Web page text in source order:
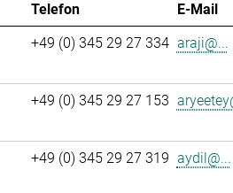
Telefon
E-Mail
+49 (0) 345 29 27 334 araji@...
+49 (0) 345 29 27 153
+49 (0) 345 29 27 319 aydil@...